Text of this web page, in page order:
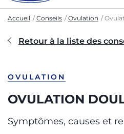
Accueil Conseils Ovulation
Retour à la liste des
OVULATION
OVULATION
Symptômes, causes et